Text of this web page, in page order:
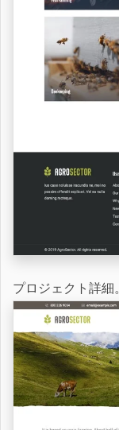
プロジェクト詳細